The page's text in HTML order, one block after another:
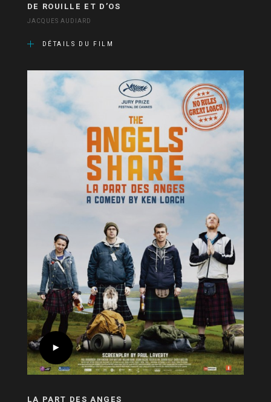
DE ROUILLE ET D’OS
JACQUES AUDIARD
DÉTAILS DU FILM
LA PART DES ANGES